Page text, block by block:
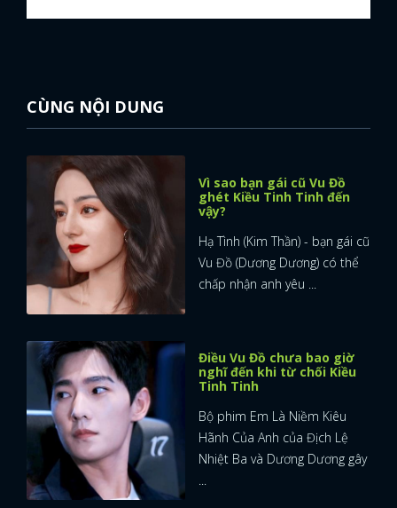
x
ĐĂNG NHẬP
CÙNG NỘI DUNG
Vì sao bạn gái cũ Vu Đồ
ghét Kiều Tinh Tinh đến
vậy?
Hạ Tình (Kim Thần) - bạn gái cũ
Vu Đồ (Dương Dương) có thể
chấp nhận anh yêu ...
Điều Vu Đồ chưa bao giờ
nghĩ đến khi từ chối Kiều
Tinh Tinh
Bộ phim Em Là Niềm Kiêu
Hãnh Của Anh của Địch Lệ
Nhiệt Ba và Dương Dương gây
...